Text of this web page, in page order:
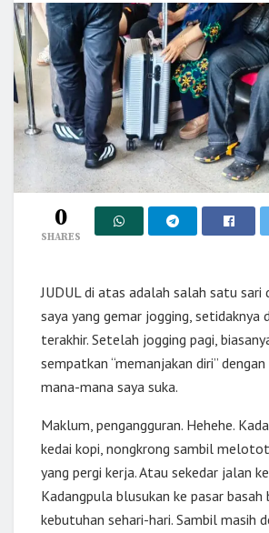
0
SHARES
JUDUL di atas adalah salah satu sari
saya yang gemar jogging, setidaknya
terakhir. Setelah jogging pagi,
sempatkan “memanjakan diri”
mana-mana saya suka.
Maklum, pengangguran. Hehehe.
kedai kopi, nongkrong sambil
yang pergi kerja. Atau sekedar jalan
Kadangpula blusukan ke pasar basah
kebutuhan sehari-hari. Sambil masih